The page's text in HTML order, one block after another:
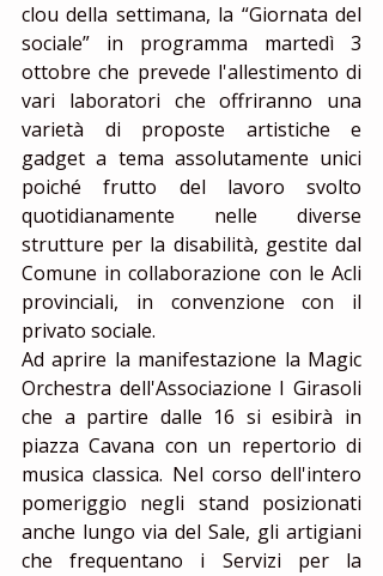
clou della settimana, la “Giornata del
sociale” in programma martedì 3
ottobre che prevede l'allestimento di
vari laboratori che offriranno una
varietà di proposte artistiche e
gadget a tema assolutamente unici
poiché frutto del lavoro svolto
quotidianamente nelle diverse
strutture per la disabilità, gestite dal
Comune in collaborazione con le Acli
provinciali, in convenzione con il
privato sociale.
Ad aprire la manifestazione la Magic
Orchestra dell'Associazione I Girasoli
che a partire dalle 16 si esibirà in
piazza Cavana con un repertorio di
musica classica. Nel corso dell'intero
pomeriggio negli stand posizionati
anche lungo via del Sale, gli artigiani
che frequentano i Servizi per la